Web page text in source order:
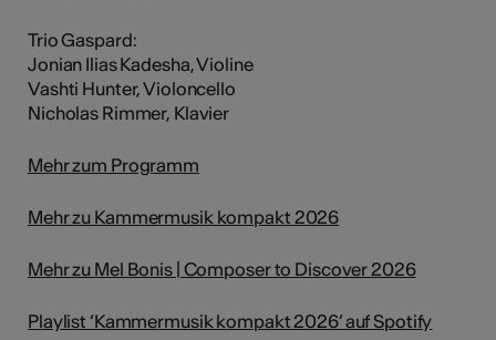
Trio Gaspard:
Jonian Ilias Kadesha, Violine
Vashti Hunter, Violoncello
Nicholas Rimmer, Klavier
Mehr zum Programm
Mehr zu Kammermusik kompakt 2026
Mehr zu Mel Bonis | Composer to Discover 2026
Playlist ‘Kammermusik kompakt 2026’ auf Spotify